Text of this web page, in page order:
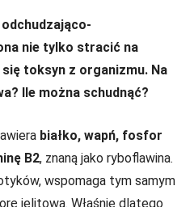
nie tylko stracić na
toksyn z organizmu. Na
Ile można schudnąć?
białko, wapń, fosfor
B2, znaną jako ryboflawina.
wspomaga tym samym
jelitową. Właśnie dlatego